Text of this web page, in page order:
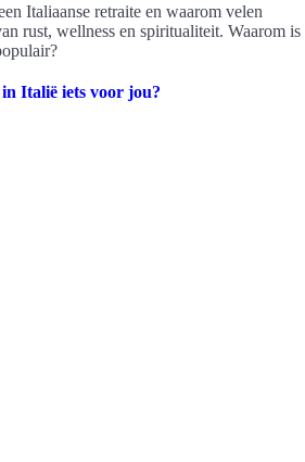
Italiaanse retraite en waarom velen
rust, wellness en spiritualiteit. Waarom is
Italië iets voor jou?